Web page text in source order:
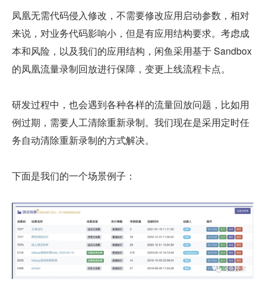
凤凰无需代码侵入修改，不需要修改应用启动参数，相对
来说，对业务代码影响小，但是有应用结构要求。考虑成
本和风险，以及我们的应用结构，闲鱼采用基于 Sandbox
的凤凰流量录制回放进行保障，变更上线流程卡点。
研发过程中，也会遇到各种各样的流量回放问题，比如用
例过期，需要人工清除重新录制。我们现在是采用定时任
务自动清除重新录制的方式解决。
下面是我们的一个场景例子：